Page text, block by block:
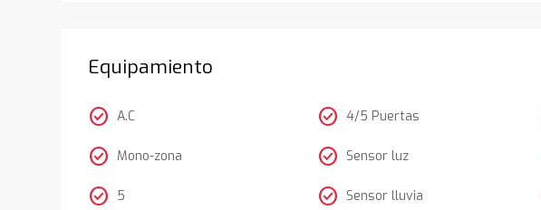
Equipamiento
check_circle A.C
check_circle Mono-zona
check_circle 5
check_circle 4/5 Puertas
check_circle Sensor luz
check_circle Sensor lluvia